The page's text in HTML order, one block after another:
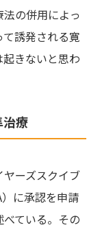
法の併用によっ
誘発される寛
きないと思わ
治療
ーズスクイブ
に承認を申請
ている。その